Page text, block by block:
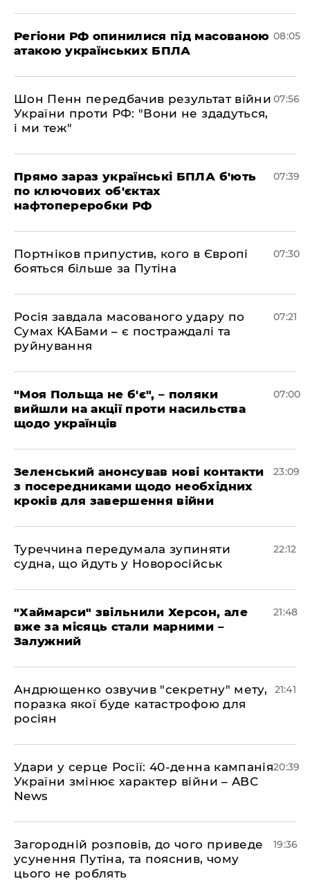
Регіони РФ опинилися під масованою
атакою українських БПЛА
08:05
Шон Пенн передбачив результат війни
України проти РФ: "Вони не здадуться,
і ми теж"
07:56
Прямо зараз українські БПЛА б'ють
по ключових об'єктах
нафтопереробки РФ
07:39
Портніков припустив, кого в Європі
бояться більше за Путіна
07:30
Росія завдала масованого удару по
Сумах КАБами – є постраждалі та
руйнування
07:21
"Моя Польща не б'є", – поляки
вийшли на акції проти насильства
щодо українців
07:00
Зеленський анонсував нові контакти
з посередниками щодо необхідних
кроків для завершення війни
23:09
Туреччина передумала зупиняти
судна, що йдуть у Новоросійськ
22:12
"Хаймарси" звільнили Херсон, але
вже за місяць стали марними –
Залужний
21:48
Андрющенко озвучив "секретну" мету,
поразка якої буде катастрофою для
росіян
21:41
Удари у серце Росії: 40-денна кампанія
України змінює характер війни – ABC
News
20:39
Загородній розповів, до чого приведе
усунення Путіна, та пояснив, чому
цього не роблять
19:36